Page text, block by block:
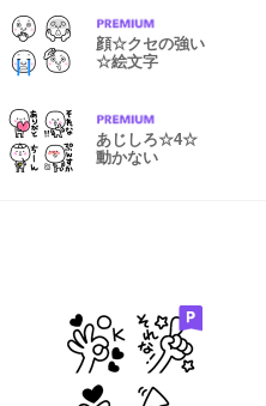
顔☆クセの強い
☆絵文字
あじしろ☆4☆
動かない